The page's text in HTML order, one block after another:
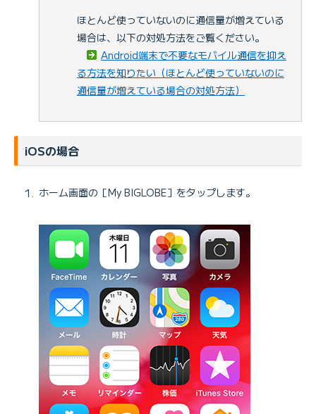
ほとんど使っていないのに通信量が増えている
場合は、以下の対処方法をご覧ください。
Android端末で不要なモバイル通信を抑え
る方法を知りたい（ほとんど使っていないのに
通信量が増えている場合の対処方法）
iOSの場合
ホーム画面の［My BIGLOBE］をタップします。